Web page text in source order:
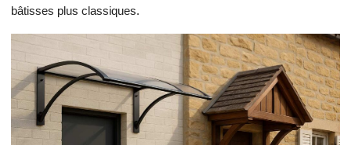
bâtisses plus classiques.